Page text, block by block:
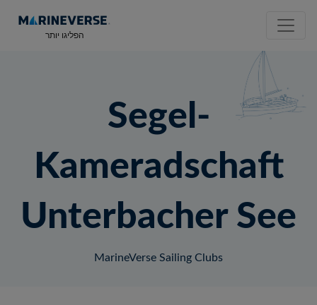
הפליגו יותר
Segel-
Kameradschaft
Unterbacher See
MarineVerse Sailing Clubs